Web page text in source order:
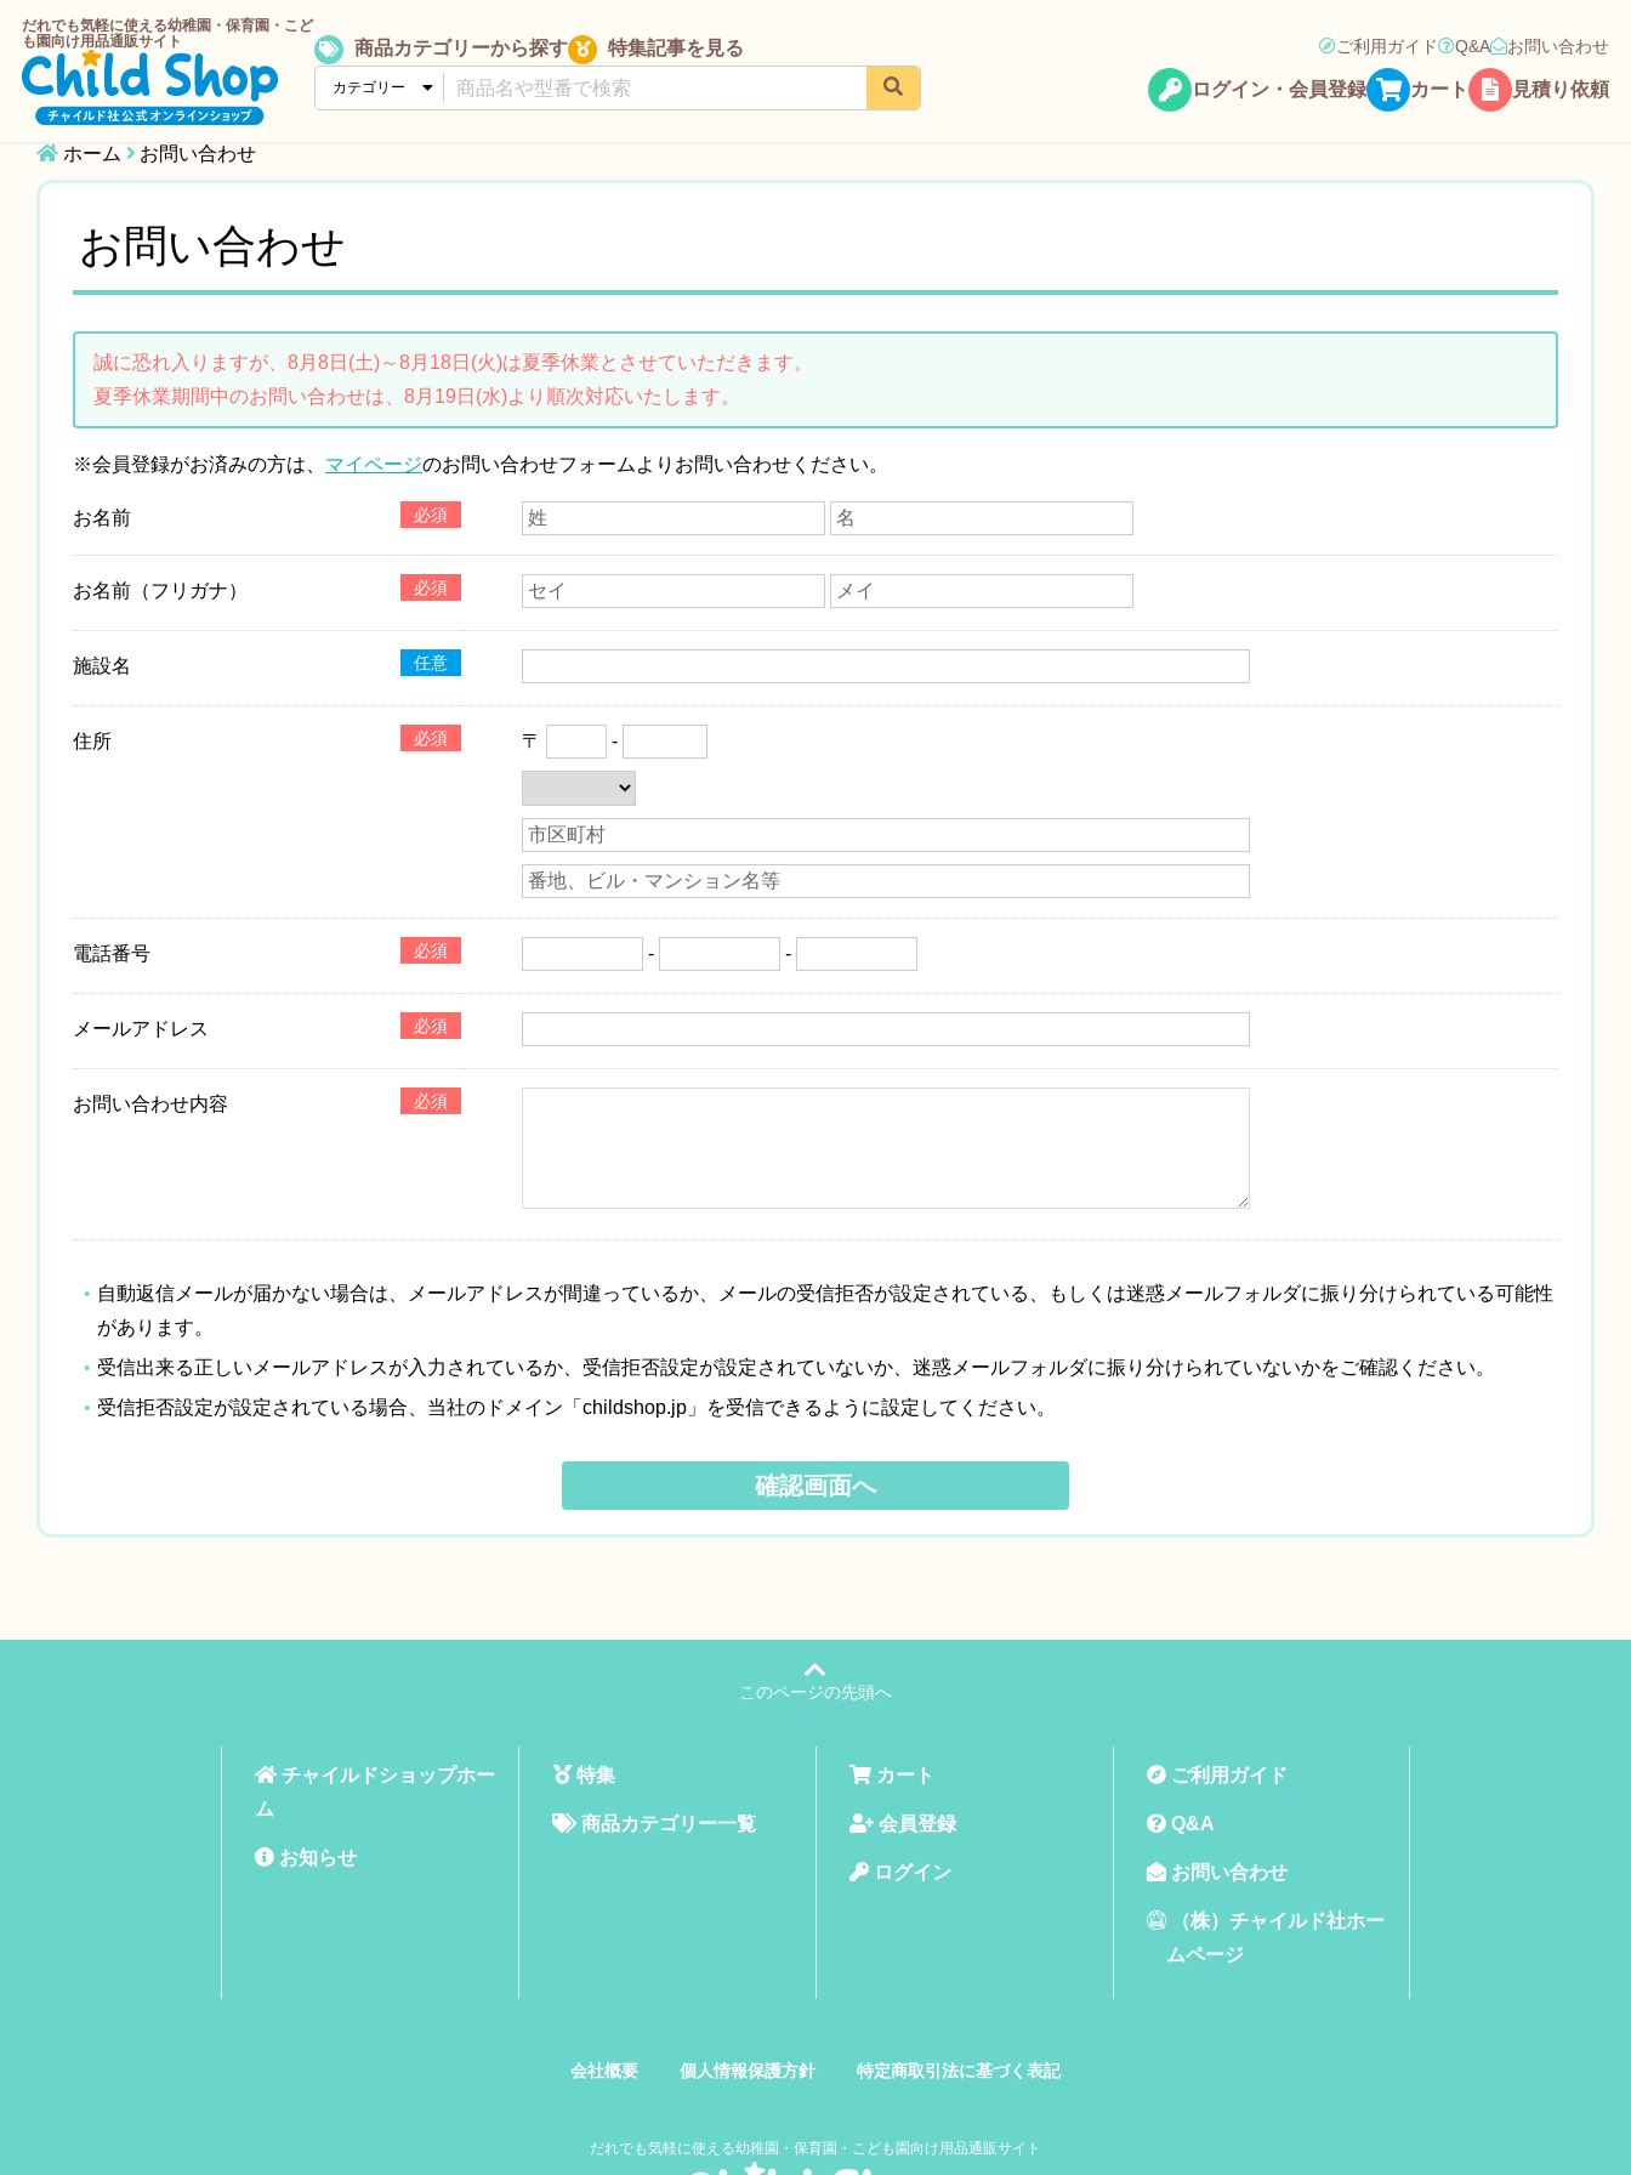
だれでも気軽に使える幼稚園・保育園・こど
も園向け用品通販サイト
商品カテゴリーから探す 特集記事を見る ご利用ガイド Q&A お問い合わせ
ログイン・会員登録 カート 見積り依頼
ホーム お問い合わせ
お問い合わせ
誠に恐れ入りますが、8月8日(土)～8月18日(火)は夏季休業とさせていただきます。
夏季休業期間中のお問い合わせは、8月19日(水)より順次対応いたします。
※会員登録がお済みの方は、 マイページのお問い合わせフォームよりお問い合わせください。
お名前 必須
お名前（フリガナ） 必須
施設名 任意
住所 必須 〒 -
電話番号 必須 - -
メールアドレス 必須
お問い合わせ内容 必須
自動返信メールが届かない場合は、メールアドレスが間違っているか、メールの受信拒否が設定されている、もしくは迷惑メールフォルダに振り分けられている可能性
があります。
受信出来る正しいメールアドレスが入力されているか、受信拒否設定が設定されていないか、迷惑メールフォルダに振り分けられていないかをご確認ください。
受信拒否設定が設定されている場合、当社のドメイン「childshop.jp」を受信できるように設定してください。
このページの先頭へ
チャイルドショップホー
ム
お知らせ
特集
商品カテゴリー一覧
カート
会員登録
ログイン
ご利用ガイド
Q&A
お問い合わせ
（株）チャイルド社ホー
ムページ
会社概要 個人情報保護方針 特定商取引法に基づく表記
だれでも気軽に使える幼稚園・保育園・こども園向け用品通販サイト